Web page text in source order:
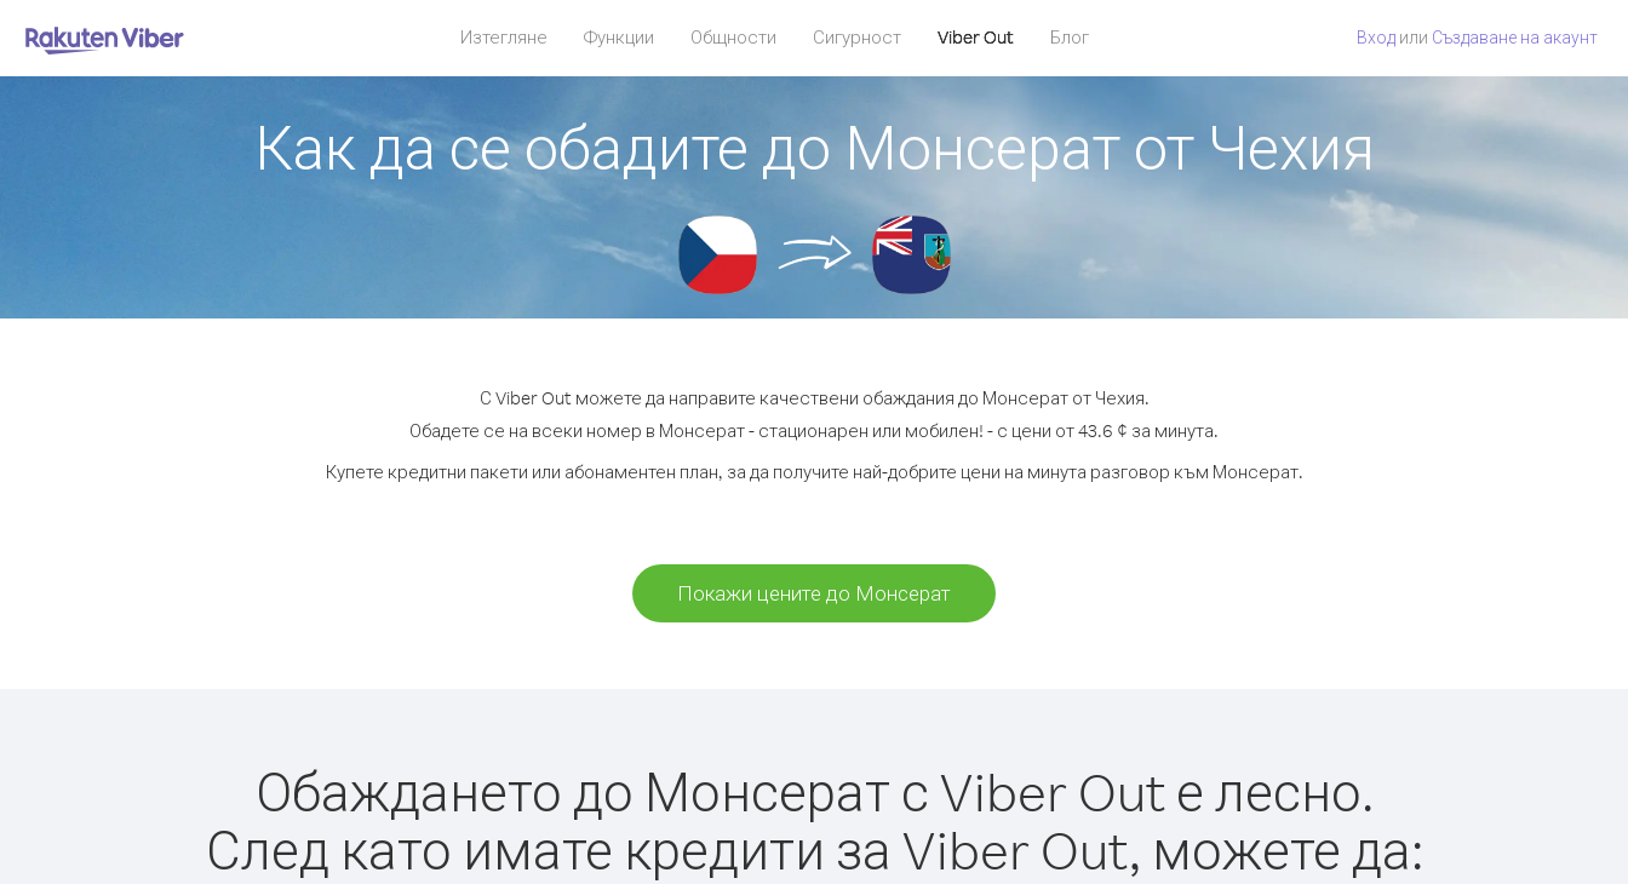
Изтегляне Функции Общности Сигурност Viber Out Блог Вход или Създаване на акаунт
Как да се обадите до Монсерат от Чехия
С Viber Out можете да направите качествени обаждания до Монсерат от Чехия.
Обадете се на всеки номер в Монсерат - стационарен или мобилен! - с цени от 43.6 ¢ за минута.
Купете кредитни пакети или абонаментен план, за да получите най-добрите цени на минута разговор към Монсерат.
Покажи цените до Монсерат
Обаждането до Монсерат с Viber Out е лесно.
След като имате кредити за Viber Out, можете да: